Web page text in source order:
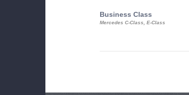
Business Class
Mercedes C-Class, E-Class